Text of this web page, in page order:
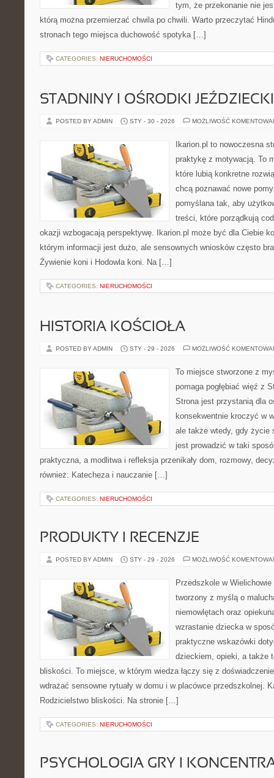
tym, że przekonanie nie
którą można przemierzać chwila po chwili. Warto przeczytać
stronach tego miejsca duchowość spotyka […]
CATEGORIES: NIERUCHOMOŚCI
STADNINY I OŚRODKI
POSTED BY ADMIN STY - 30 - 2026 MOŻLIWOŚĆ
Ikarion.pl to nowoczesna
praktykę z motywacją. To
które lubią konkretne
chcą poznawać nowe
pomyślana tak, aby
treści, które porządkują
okazji wzbogacają perspektywę. Ikarion.pl może być dla Ciebie
którym informacji jest dużo, ale sensownych wniosków często
Żywienie koni i Hodowla koni. Na […]
CATEGORIES: NIERUCHOMOŚCI
HISTORIA KOŚCIOŁA
POSTED BY ADMIN STY - 29 - 2026 MOŻLIWOŚĆ
To miejsce stworzone z
pomaga pogłębiać więź z
Strona jest przystanią dla
konsekwentnie kroczyć w
ale także wtedy, gdy życie
jest prowadzić w taki
praktyczna, a modlitwa i refleksja przenikały dom, rozmowy,
również: Katecheza i nauczanie […]
CATEGORIES: NIERUCHOMOŚCI
PRODUKTY I RECENZJE
POSTED BY ADMIN STY - 29 - 2026 MOŻLIWOŚĆ
Przedszkole w
tworzony z myślą o
niemowlętach oraz
wzrastanie dziecka w
praktyczne wskazówki
dzieckiem, opieki, a także
bliskości. To miejsce, w którym wiedza łączy się z
wdrażać sensowne rytuały w domu i w placówce przedszkolnej.
Rodzicielstwo bliskości. Na stronie […]
CATEGORIES: NIERUCHOMOŚCI
PSYCHOLOGIA GRY I